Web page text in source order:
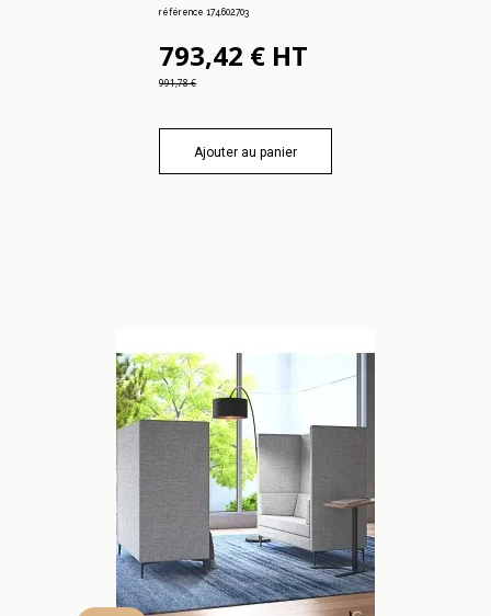
référence 174.602.703
793,42 € HT
991,78 €
Ajouter au panier